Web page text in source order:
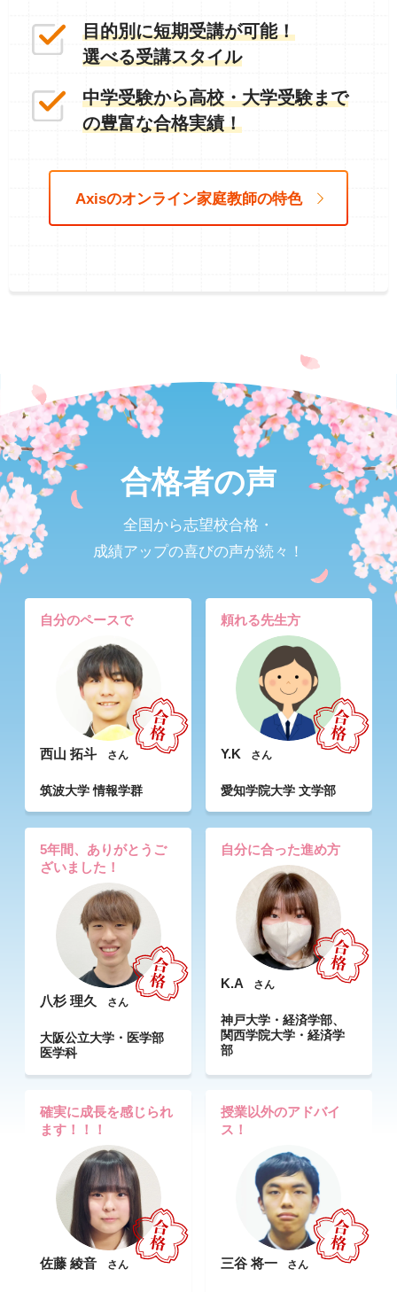
目的別に短期受講が可能！
選べる受講スタイル
中学受験から高校・大学受験まで
の豊富な合格実績！
Axisのオンライン家庭教師の特色
合格者の声
全国から志望校合格・
成績アップの喜びの声が続々！
自分のペースで
西山 拓斗 さん
筑波大学 情報学群
頼れる先生方
Y.K さん
愛知学院大学 文学部
5年間、ありがとうご
ざいました！
八杉 理久 さん
大阪公立大学・医学部
医学科
自分に合った進め方
K.A さん
神戸大学・経済学部、
関西学院大学・経済学
部
確実に成長を感じられ
ます！！！
佐藤 綾音 さん
授業以外のアドバイ
ス！
三谷 将一 さん